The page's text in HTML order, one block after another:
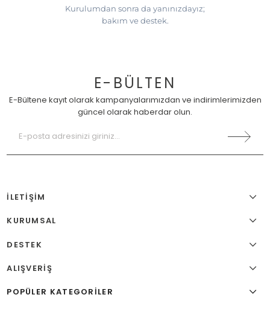
Kurulumdan sonra da yanınızdayız;
bakım ve destek.
E-BÜLTEN
E-Bültene kayıt olarak kampanyalarımızdan ve indirimlerimizden
güncel olarak haberdar olun.
İLETİŞİM
KURUMSAL
DESTEK
ALIŞVERİŞ
POPÜLER KATEGORİLER